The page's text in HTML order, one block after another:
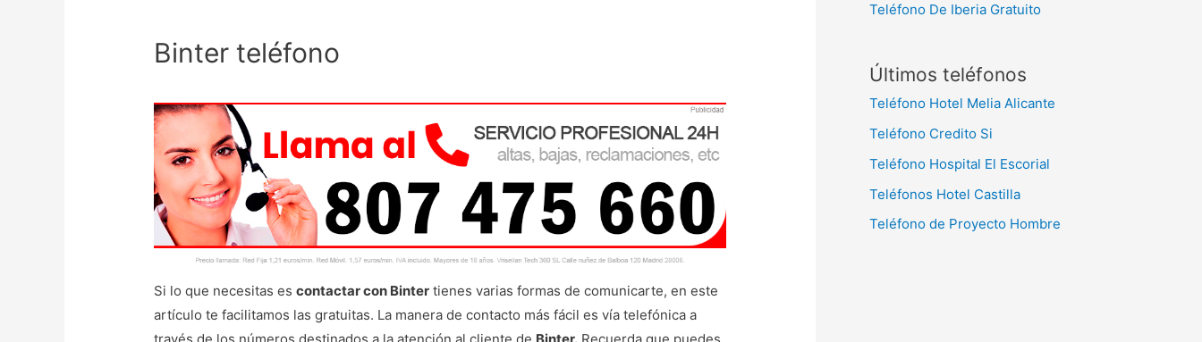
Binter teléfono
Si lo que necesitas escontactar con Binter tienes varias formas de comunicarte, en este
artículo te facilitamos las gratuitas. La manera de contacto más fácil es vía telefónica a
Teléfono De Iberia Gratuito
Últimos teléfonos
Teléfono Hotel Melia Alicante
Teléfono Credito Si
Teléfono Hospital El Escorial
Teléfonos Hotel Castilla
Teléfono de Proyecto Hombre